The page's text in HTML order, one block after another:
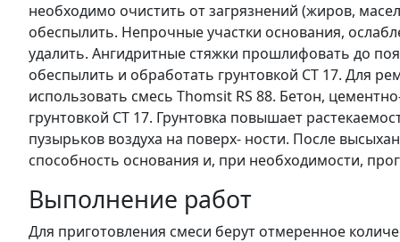
необходимо очистить от загрязнений (жиров,
обеспылить. Непрочные участки основания,
удалить. Ангидритные стяжки прошлифовать до
обеспылить и обработать грунтовкой CT 17. Для
использовать смесь Thomsit RS 88. Бетон,
грунтовкой CT 17. Грунтовка повышает
пузырьков воздуха на поверх- ности. После
способность основания и, при необходимости,
Выполнение работ
Для приготовления смеси берут отмеренное